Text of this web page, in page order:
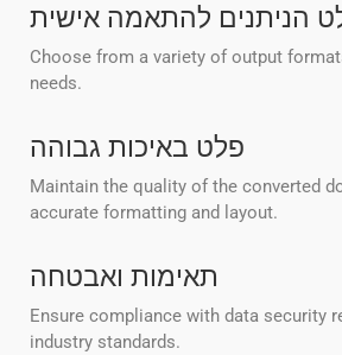
הניתנים להתאמה אישית
Choose from a variety of output
needs.
פלט באיכות גבוהה
Maintain the quality of the converted
accurate formatting and layout.
תאימות ואבטחה
Ensure compliance with data security
industry standards.